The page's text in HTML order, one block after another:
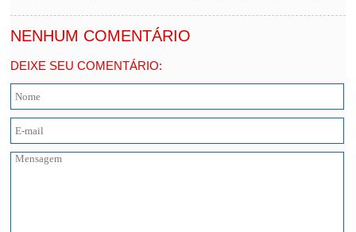
NENHUM COMENTÁRIO
DEIXE SEU COMENTÁRIO: